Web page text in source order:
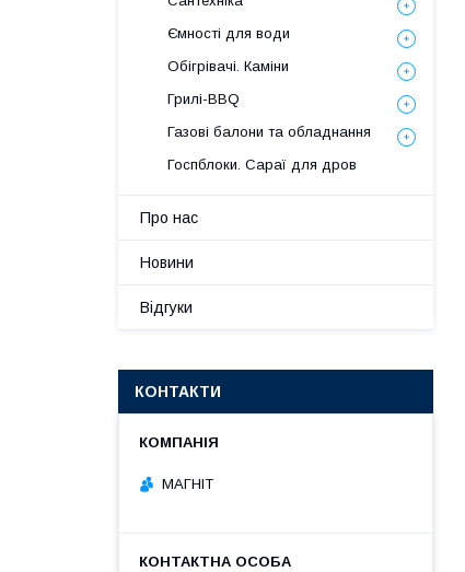
Ємності для води
Обігрівачі. Каміни
Грилі-BBQ
Газові балони та обладнання
Госпблоки. Сараї для дров
Про нас
Новини
Відгуки
КОНТАКТИ
МАГНІТ